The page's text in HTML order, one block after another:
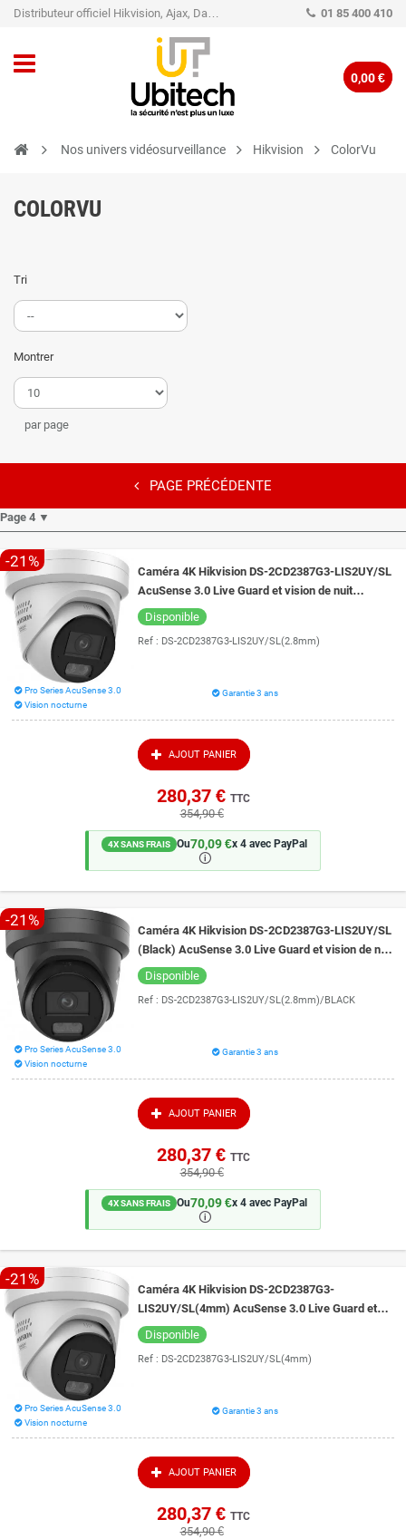
Distributeur officiel Hikvision, Ajax, Dahua, TP-Link - Caméra de vidéo surveillance - Alarme 01 85 400 410
0,00 €
Nos univers vidéosurveillance Hikvision ColorVu
COLORVU
Tri
Montrer
par page
PAGE PRÉCÉDENTE
Page 4 ▼
-21%
Caméra 4K Hikvision DS-2CD2387G3-LIS2UY/SL
AcuSense 3.0 Live Guard et vision de nuit
intelligente 30 mètres ColorVu 3.0
Disponible
Ref : DS-2CD2387G3-LIS2UY/SL(2.8mm)
Pro Series AcuSense 3.0
Vision nocturne
Garantie 3 ans
AJOUT PANIER
280,37 € TTC
354,90 €
4X SANS FRAIS Ou70,09 €x 4 avec PayPal
🛈
-21%
Caméra 4K Hikvision DS-2CD2387G3-LIS2UY/SL
(Black) AcuSense 3.0 Live Guard et vision de nuit
intelligente 30 mètres ColorVu 3.0
Disponible
Ref : DS-2CD2387G3-LIS2UY/SL(2.8mm)/BLACK
Pro Series AcuSense 3.0
Vision nocturne
Garantie 3 ans
AJOUT PANIER
280,37 € TTC
354,90 €
4X SANS FRAIS Ou70,09 €x 4 avec PayPal
🛈
-21%
Caméra 4K Hikvision DS-2CD2387G3-
LIS2UY/SL(4mm) AcuSense 3.0 Live Guard et
vision de nuit intelligente 30 mètres ColorVu 3.0
Disponible
Ref : DS-2CD2387G3-LIS2UY/SL(4mm)
Pro Series AcuSense 3.0
Vision nocturne
Garantie 3 ans
AJOUT PANIER
280,37 € TTC
354,90 €